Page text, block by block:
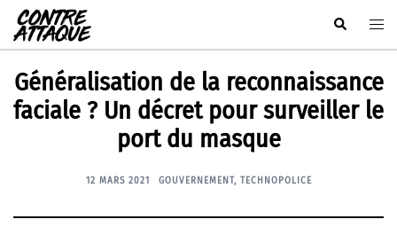
Aller
au
contenu
Rechercher
Généralisation de la reconnaissance
faciale ? Un décret pour surveiller le
port du masque
12 MARS 2021 GOUVERNEMENT, TECHNOPOLICE